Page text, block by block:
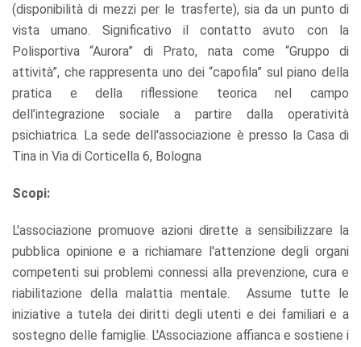
(disponibilità di mezzi per le trasferte), sia da un punto di
vista umano. Significativo il contatto avuto con la
Polisportiva “Aurora” di Prato, nata come “Gruppo di
attività”, che rappresenta uno dei “capofila” sul piano della
pratica e della riflessione teorica nel campo
dell’integrazione sociale a partire dalla operatività
psichiatrica. La sede dell'associazione è presso la Casa di
Tina in Via di Corticella 6, Bologna
Scopi:
L'associazione promuove azioni dirette a sensibilizzare la
pubblica opinione e a richiamare l'attenzione degli organi
competenti sui problemi connessi alla prevenzione, cura e
riabilitazione della malattia mentale. Assume tutte le
iniziative a tutela dei diritti degli utenti e dei familiari e a
sostegno delle famiglie. L'Associazione affianca e sostiene i